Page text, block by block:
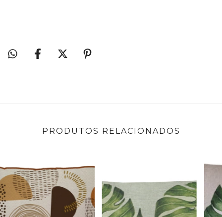
PRODUTOS RELACIONADOS